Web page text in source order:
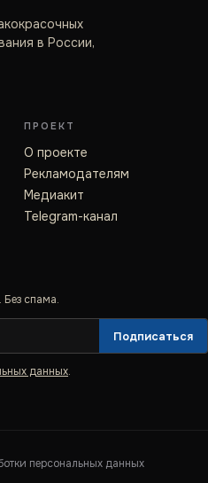
в России,
ПРОЕКТ
О проекте
Рекламодателям
Медиакит
Telegram-канал
спама.
Подписаться
данных.
персональных данных